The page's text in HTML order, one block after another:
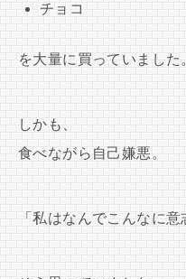
チョコ
を大量に買っていました
しかも、
食べながら自己嫌悪。
「私はなんでこんなに意